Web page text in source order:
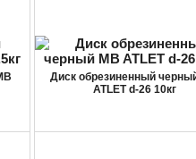
Диск обрезиненный
ATLET d-26 10кг